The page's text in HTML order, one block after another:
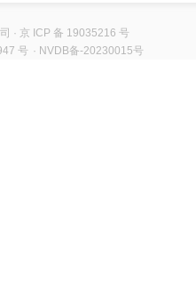
· 京 ICP 备 19035216 号
号 · NVDB备-20230015号